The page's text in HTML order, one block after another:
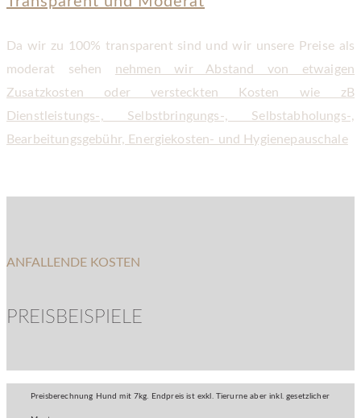
Da wir zu 100% transparent sind und wir unsere Preise als
moderat sehen nehmen wir Abstand von etwaigen
Zusatzkosten oder versteckten Kosten wie zB
Dienstleistungs-, Selbstbringungs-, Selbstabholungs-,
Bearbeitungsgebühr, Energiekosten- und Hygienepauschale
ANFALLENDE KOSTEN
PREISBEISPIELE
Preisberechnung Hund mit 7kg. Endpreis ist exkl. Tierurne aber inkl. gesetzlicher